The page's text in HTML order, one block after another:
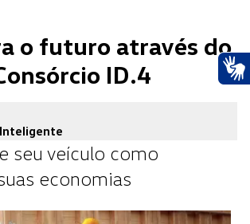
o futuro através do
ID.4
seu veículo como
economias